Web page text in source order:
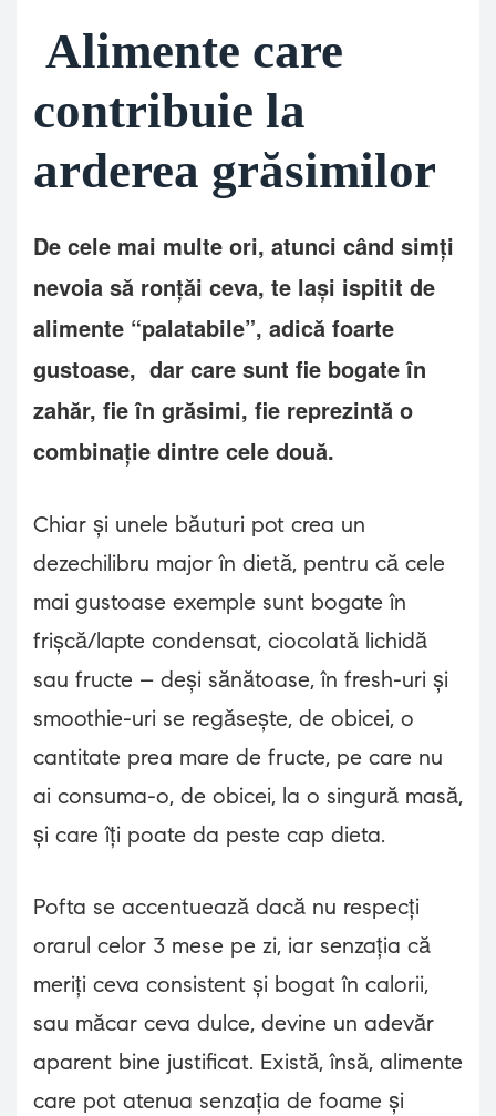
Alimente care
contribuie la
arderea grăsimilor
De cele mai multe ori, atunci când simți
nevoia să ronțăi ceva, te lași ispitit de
alimente “palatabile”, adică foarte
gustoase, dar care sunt fie bogate în
zahăr, fie în grăsimi, fie reprezintă o
combinație dintre cele două.
Chiar și unele băuturi pot crea un
dezechilibru major în dietă, pentru că cele
mai gustoase exemple sunt bogate în
frișcă/lapte condensat, ciocolată lichidă
sau fructe – deși sănătoase, în fresh-uri și
smoothie-uri se regăsește, de obicei, o
cantitate prea mare de fructe, pe care nu
ai consuma-o, de obicei, la o singură masă,
și care îți poate da peste cap dieta.
Pofta se accentuează dacă nu respecți
orarul celor 3 mese pe zi, iar senzația că
meriți ceva consistent și bogat în calorii,
sau măcar ceva dulce, devine un adevăr
aparent bine justificat. Există, însă, alimente
care pot atenua senzația de foame și